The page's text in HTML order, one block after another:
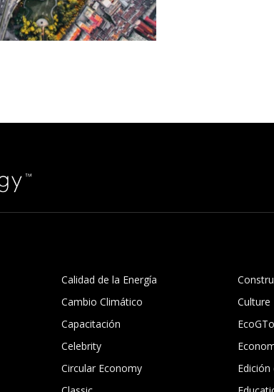
Calidad de la Energía
Cambio Climático
Capacitación
Celebrity
Circular Economy
Culture